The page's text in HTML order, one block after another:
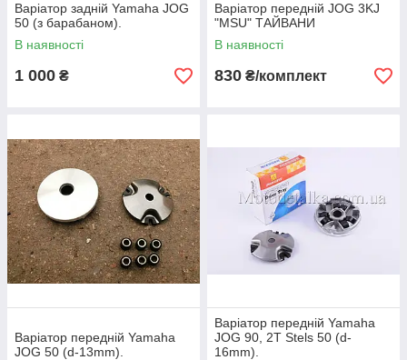
Варіатор задній Yamaha JOG
50 (з барабаном).
В наявності
1 000 ₴
Варіатор передній JOG 3KJ
"MSU" ТАЙВАНИ
В наявності
830 ₴/комплект
Варіатор передній Yamaha
JOG 50 (d-13mm).
Варіатор передній Yamaha
JOG 90, 2T Stels 50 (d-
16mm).